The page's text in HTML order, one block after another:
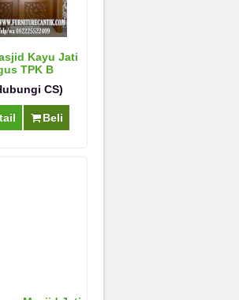
Kayu Jati
TPK B
CS)
Beli